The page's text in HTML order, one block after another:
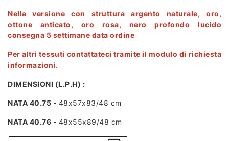
Nella versione con struttura argento naturale, oro,
ottone anticato, oro rosa, nero profondo lucido
consegna 5 settimane data ordine
Per altri tessuti contattateci tramite il modulo di richiesta
informazioni.
DIMENSIONI (L.P.H) :
NATA 40.75 - 48x57x83/48 cm
NATA 40.76 - 48x55x89/48 cm